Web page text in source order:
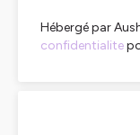
Hébergé par
confidentialite